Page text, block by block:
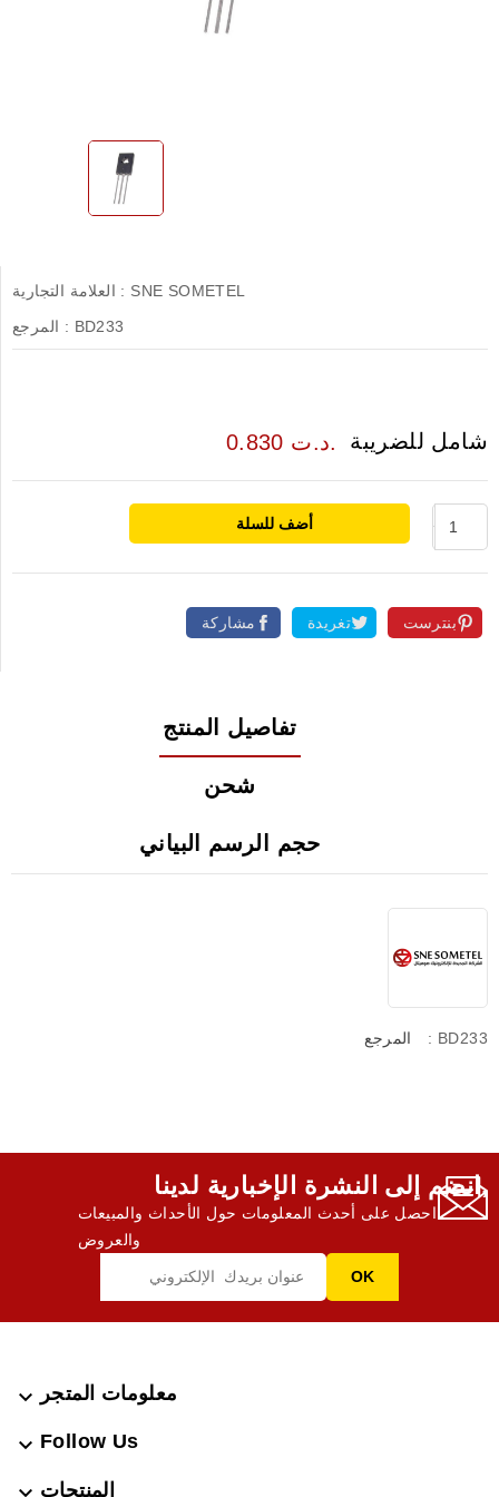
العلامة التجارية : SNE SOMETEL
المرجع : BD233
0.830 د.ت. شامل للضريبة
أضف للسلة
مشاركة تغريدة بنترست
تفاصيل المنتج
شحن
حجم الرسم البياني
المرجع : BD233
انضم إلى النشرة الإخبارية لدينا,
احصل على أحدث المعلومات حول الأحداث والمبيعات
والعروض
معلومات المتجر 
Follow Us

المنتجات